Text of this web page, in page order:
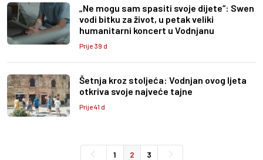
„Ne mogu sam spasiti svoje dijete“: Swen
vodi bitku za život, u petak veliki
humanitarni koncert u Vodnjanu
Prije 39 d
Šetnja kroz stoljeća: Vodnjan ovog ljeta
otkriva svoje najveće tajne
Prije 41 d
1 2 3